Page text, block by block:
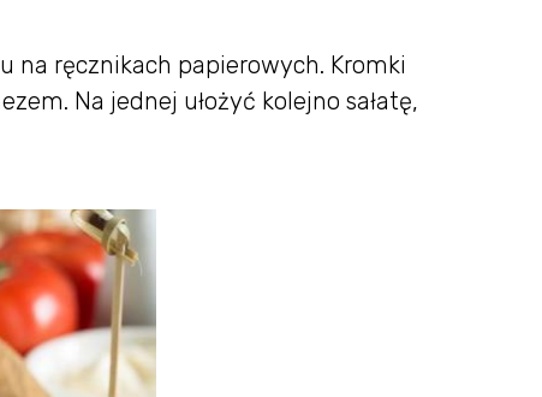
na ręcznikach papierowych. Kromki
Na jednej ułożyć kolejno sałatę,